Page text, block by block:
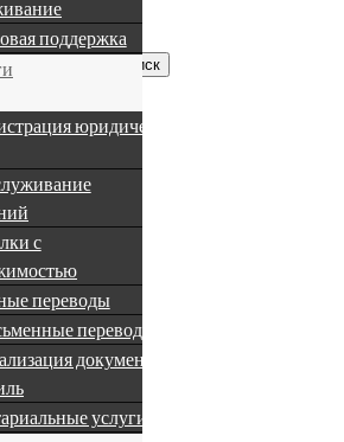
поддержка
юридических
с
переводы
переводы
документов
услуги